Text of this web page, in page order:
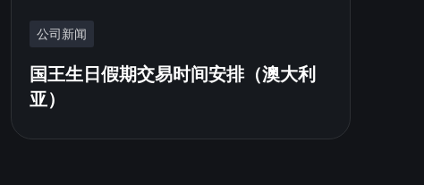
公司新闻
国王生日假期交易时间安排（澳大利
亚）